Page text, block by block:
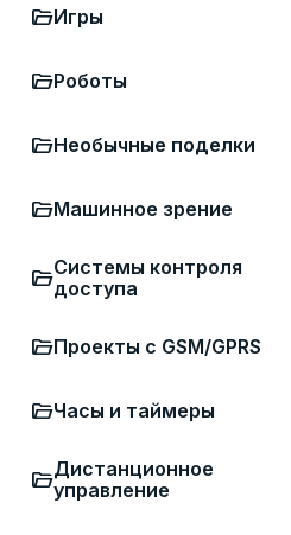
folder_openИгры
folder_openРоботы
folder_openНеобычные поделки
folder_openМашинное зрение
folder_openСистемы контроля
доступа
folder_openПроекты с GSM/GPRS
folder_openЧасы и таймеры
folder_openДистанционное
управление